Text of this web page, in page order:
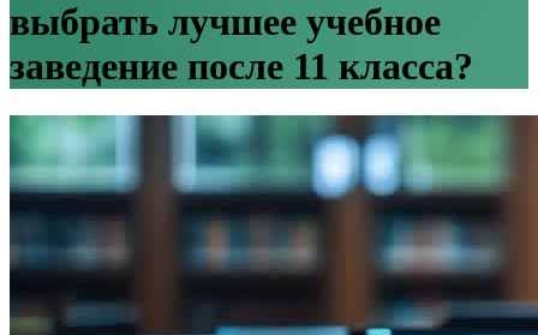
выбрать лучшее учебное
заведение после 11 класса?